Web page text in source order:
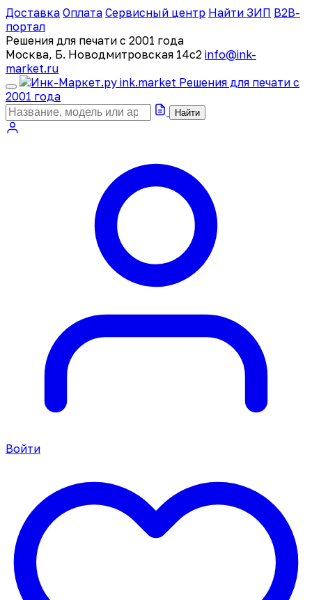
Доставка Оплата Сервисный центр Найти ЗИП B2B-
портал
Решения для печати с 2001 года
Москва, Б. Новодмитровская 14с2 info@ink-
market.ru
ink.market Решения для печати с
2001 года
Найти
Войти